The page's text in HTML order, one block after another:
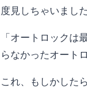
度見しちゃいました
「オートロック
らなかったオート
これ、もしかした